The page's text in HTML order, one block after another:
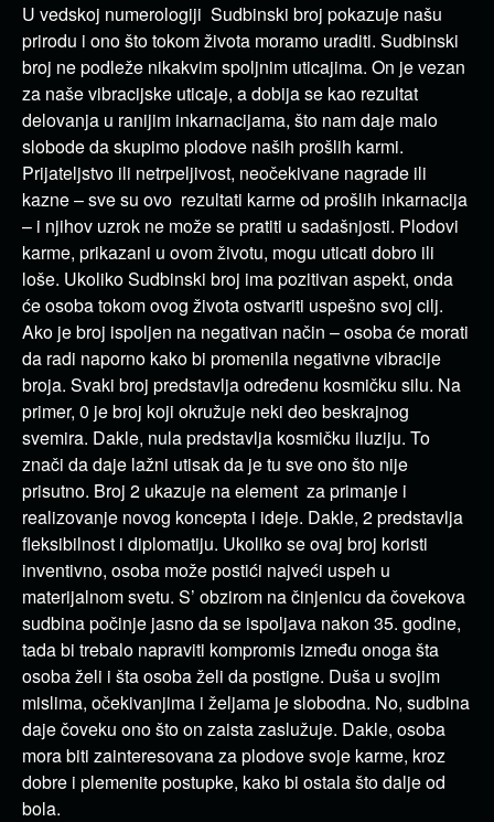
U vedskoj numerologiji Sudbinski broj pokazuje našu
prirodu i ono što tokom života moramo uraditi. Sudbinski
broj ne podleže nikakvim spoljnim uticajima. On je vezan
za naše vibracijske uticaje, a dobija se kao rezultat
delovanja u ranijim inkarnacijama, što nam daje malo
slobode da skupimo plodove naših prošlih karmi.
Prijateljstvo ili netrpeljivost, neočekivane nagrade ili
kazne – sve su ovo rezultati karme od prošlih inkarnacija
– i njihov uzrok ne može se pratiti u sadašnjosti. Plodovi
karme, prikazani u ovom životu, mogu uticati dobro ili
loše. Ukoliko Sudbinski broj ima pozitivan aspekt, onda
će osoba tokom ovog života ostvariti uspešno svoj cilj.
Ako je broj ispoljen na negativan način – osoba će morati
da radi naporno kako bi promenila negativne vibracije
broja. Svaki broj predstavlja određenu kosmičku silu. Na
primer, 0 je broj koji okružuje neki deo beskrajnog
svemira. Dakle, nula predstavlja kosmičku iluziju. To
znači da daje lažni utisak da je tu sve ono što nije
prisutno. Broj 2 ukazuje na element za primanje i
realizovanje novog koncepta i ideje. Dakle, 2 predstavlja
fleksibilnost i diplomatiju. Ukoliko se ovaj broj koristi
inventivno, osoba može postići najveći uspeh u
materijalnom svetu. S’ obzirom na činjenicu da čovekova
sudbina počinje jasno da se ispoljava nakon 35. godine,
tada bi trebalo napraviti kompromis između onoga šta
osoba želi i šta osoba želi da postigne. Duša u svojim
mislima, očekivanjima i željama je slobodna. No, sudbina
daje čoveku ono što on zaista zaslužuje. Dakle, osoba
mora biti zainteresovana za plodove svoje karme, kroz
dobre i plemenite postupke, kako bi ostala što dalje od
bola.